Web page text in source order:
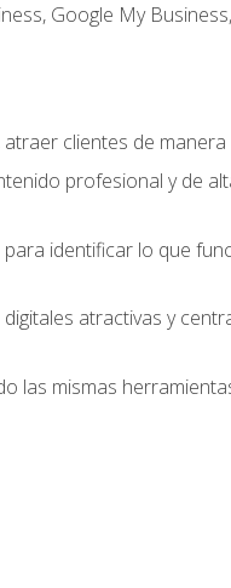
Google My
clientes de
profesional y de
identificar lo que
atractivas y
las mismas